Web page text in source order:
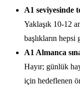
A1 seviyesinde
Yaklaşık 10-12
başlıkların hepsi
A1 Almanca
Hayır; günlük
için hedeflenen